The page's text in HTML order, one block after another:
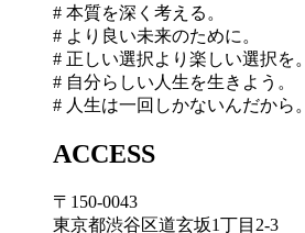
# 本質を深く考える。
# より良い未来のために。
# 正しい選択より楽しい選択を。
# 自分らしい人生を生きよう。
# 人生は一回しかないんだから。
ACCESS
〒150-0043
東京都渋谷区道玄坂1丁目2-3